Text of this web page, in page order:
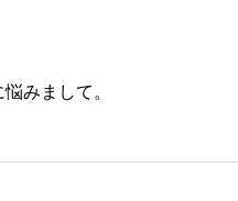
みまして。